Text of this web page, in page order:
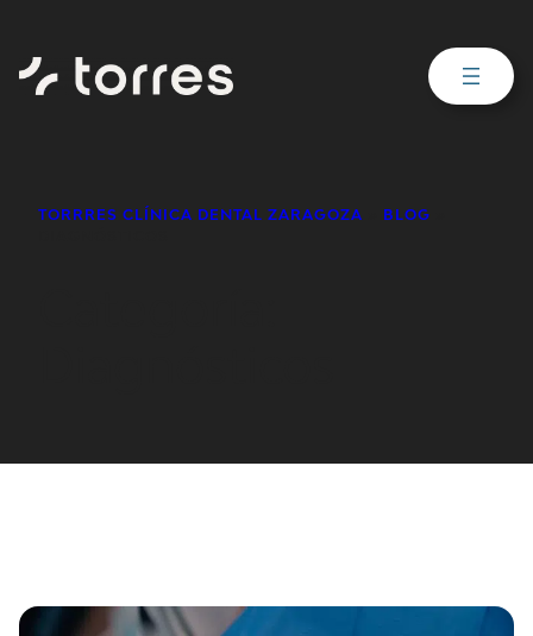
contenido
TORRRES CLÍNICA DENTAL ZARAGOZA BLOG